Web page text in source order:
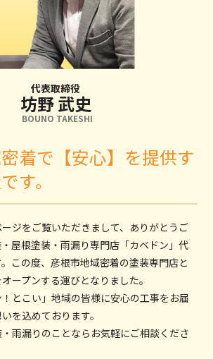
代表取締役
坊野 武史
BOUNO TAKESHI
着で【安心】を提供す
す。
ジをご覧いただきまして、ありがとうご
屋根塗装・雨漏り専門店「カベドン」代
この度、彦根市地域密着の塗装専門店と
ープンする運びとなりました。
！とこい」地域の皆様に安心の工事をお届
を込めております。
雨漏りのことならお気軽にご相談くださ